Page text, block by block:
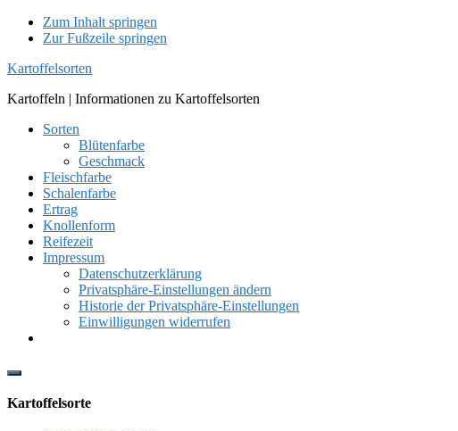
Zum Inhalt springen
Zur Fußzeile springen
Kartoffelsorten
Kartoffeln | Informationen zu Kartoffelsorten
Sorten
Blütenfarbe
Geschmack
Fleischfarbe
Schalenfarbe
Ertrag
Knollenform
Reifezeit
Impressum
Datenschutzerklärung
Privatsphäre-Einstellungen ändern
Historie der Privatsphäre-Einstellungen
Einwilligungen widerrufen
Show
Content
Kartoffelsorte